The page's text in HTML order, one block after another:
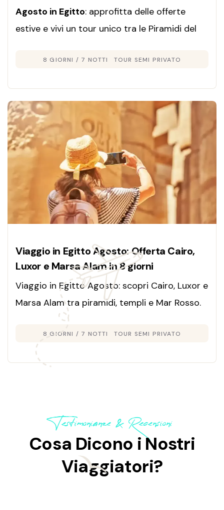
Agosto in Egitto: approfitta delle offerte
estive e vivi un tour unico tra le Piramidi del
relax e avventura in un viaggio indimenticabile.
8 GIORNI / 7 NOTTI TOUR SEMI PRIVATO
Viaggio in Egitto Agosto: Offerta Cairo,
Luxor e Marsa Alam in 8 giorni
Viaggio in Egitto Agosto: scopri Cairo, Luxor e
Marsa Alam tra piramidi, templi e Mar Rosso.
Tour completo con guide esperte e relax in
8 GIORNI / 7 NOTTI TOUR SEMI PRIVATO
Testimonianze & Recensioni
Cosa Dicono i Nostri
Viaggiatori?